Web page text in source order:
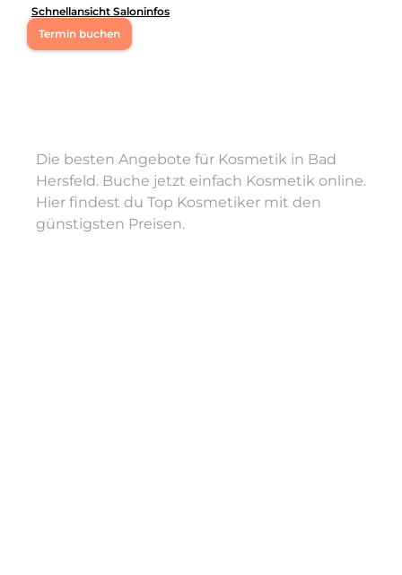
Schnellansicht Saloninfos
Termin buchen
Leistungen
Winsomein Bad Hersfeld bietet Leistungen in
Kosmetik, Augenbrauenbehandlungen, Kosmetik,
Gesichts- & Körperbehandlungen, Kosmetik,
Wimpernbehandlungen, Kosmetik, Kosmetische
Die besten Angebote für Kosmetik in Bad
Hersfeld. Buche jetzt einfach Kosmetik online.
Hier findest du Top Kosmetiker mit den
günstigsten Preisen.